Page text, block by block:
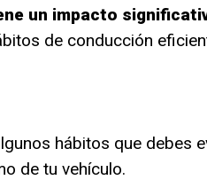
un impacto
de conducción
hábitos que debes
de tu vehículo.